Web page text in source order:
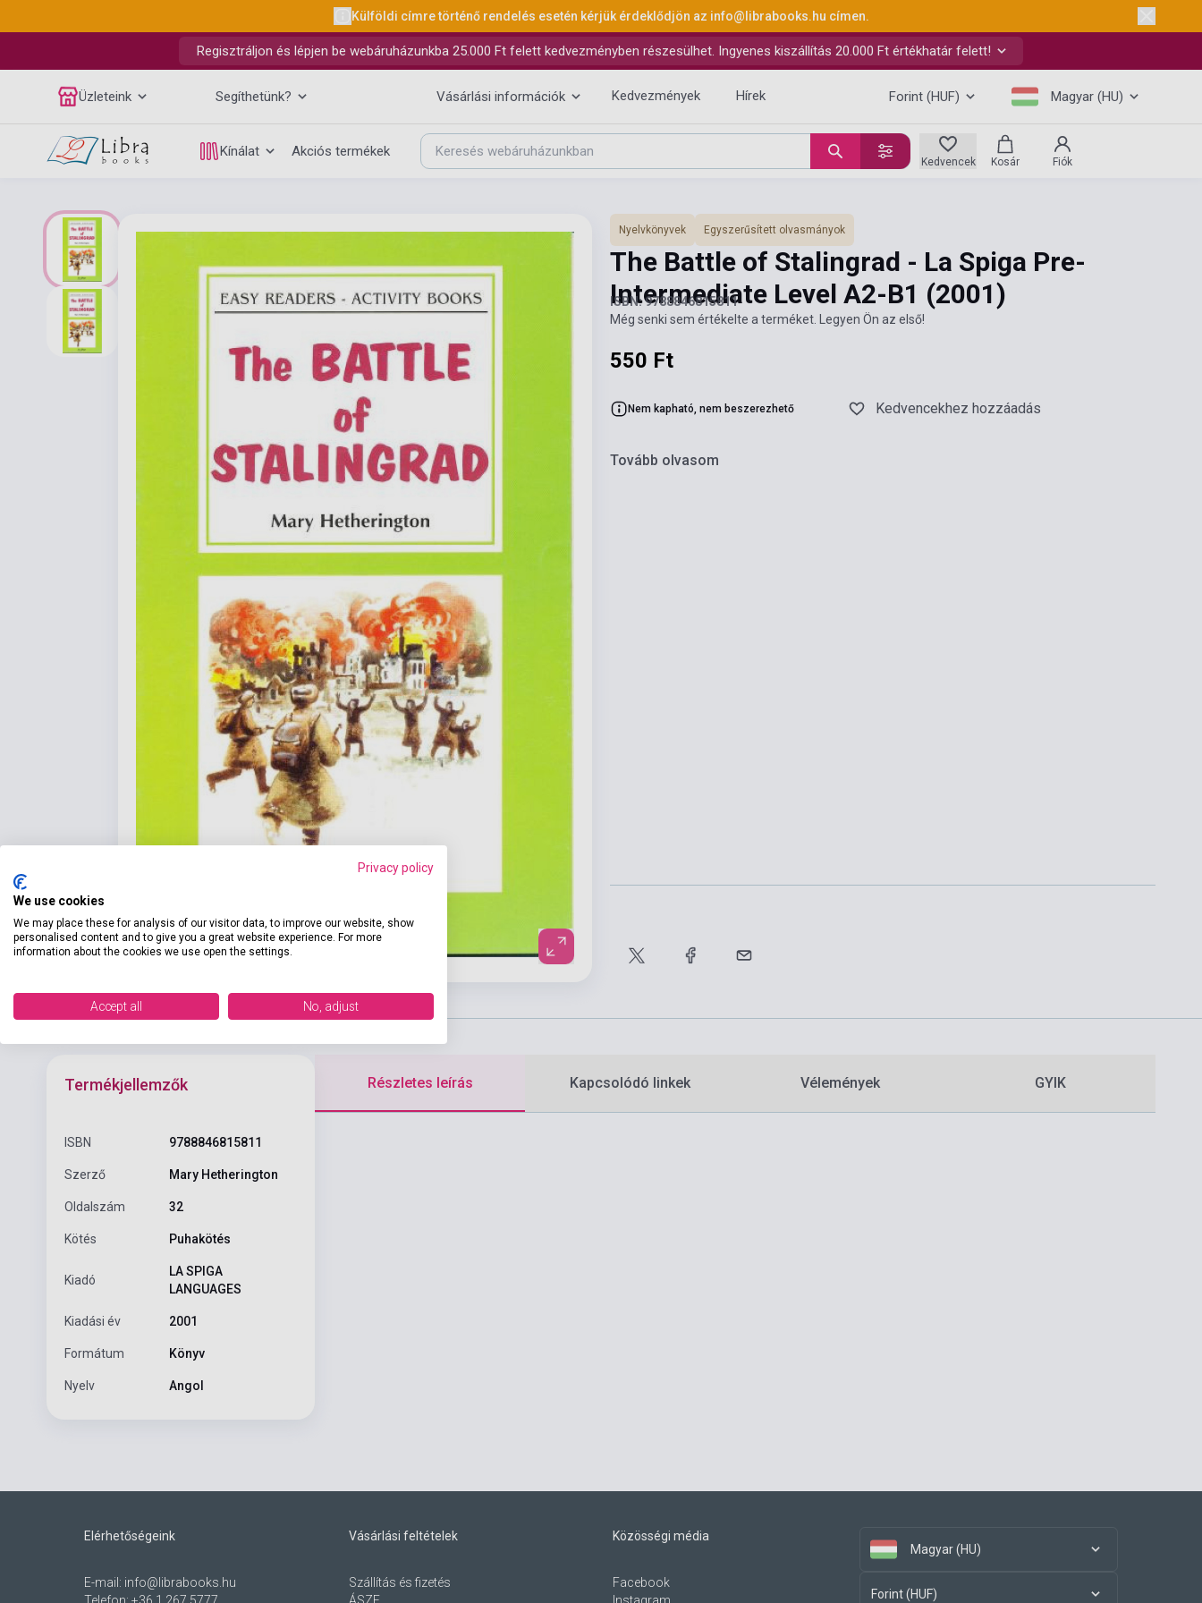
Külföldi címre történő rendelés esetén kérjük érdeklődjön az info@librabooks.hu címen.
Regisztráljon és lépjen be webáruházunkba 25.000 Ft felett kedvezményben részesülhet. Ingyenes kiszállítás 20.000 Ft értékhatár felett!
Üzleteink Segíthetünk? Vásárlási információk Kedvezmények Hírek Forint (HUF) Magyar (HU)
Kínálat Akciós termékek
Kedvencek Kosár Fiók
Nyelvkönyvek Egyszerűsített olvasmányok
The Battle of Stalingrad - La Spiga Pre-
Intermediate Level A2-B1 (2001)
ISBN: 9788846815811
Még senki sem értékelte a terméket. Legyen Ön az első!
550 Ft
Nem kapható, nem beszerezhető Kedvencekhez hozzáadás
Tovább olvasom
Termékjellemzők
ISBN 9788846815811
Szerző Mary Hetherington
Oldalszám 32
Kötés Puhakötés
Kiadó
LA SPIGA
LANGUAGES
Kiadási év 2001
Formátum Könyv
Nyelv Angol
Részletes leírás Kapcsolódó linkek Vélemények GYIK
Elérhetőségeink
E-mail: info@librabooks.hu
Vásárlási feltételek
Szállítás és fizetés
Közösségi média
Facebook
Magyar (HU)
Forint (HUF)
Privacy policy
We use cookies
We may place these for analysis of our visitor data, to improve our website, show
personalised content and to give you a great website experience. For more
information about the cookies we use open the settings.
Accept all No, adjust